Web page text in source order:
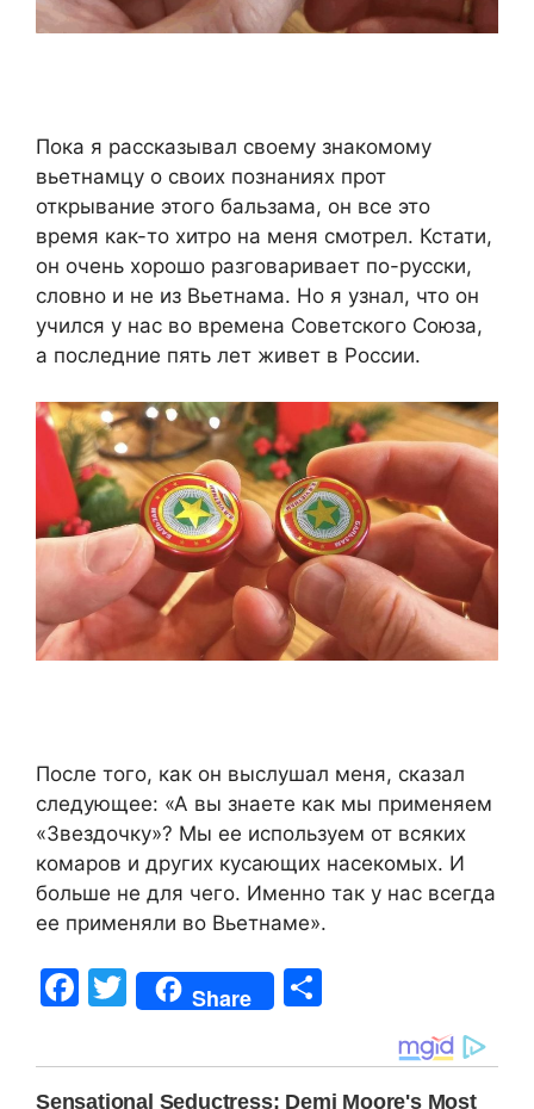
Пока я рассказывал своему знакомому
вьетнамцу о своих познаниях прот
открывание этого бальзама, он все это
время как-то хитро на меня смотрел. Кстати,
он очень хорошо разговаривает по-русски,
словно и не из Вьетнама. Но я узнал, что он
учился у нас во времена Советского Союза,
а последние пять лет живет в России.
После того, как он выслушал меня, сказал
следующее: «А вы знаете как мы применяем
«Звездочку»? Мы ее используем от всяких
комаров и других кусающих насекомых. И
больше не для чего. Именно так у нас всегда
ее применяли во Вьетнаме».
F
c
T
w
itt
Share
ar